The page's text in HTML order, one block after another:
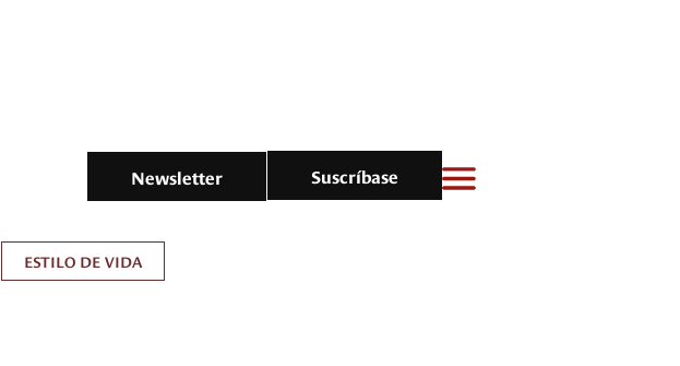
Newsletter Suscríbase
ESTILO DE VIDA